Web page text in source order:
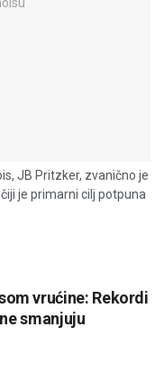
JB Pritzker, zvanično je
je primarni cilj potpuna
vrućine: Rekordi
smanjuju